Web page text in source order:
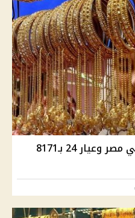
ارتفاع أسعار الذهب اليوم في مصر وعيار 24 بـ8171